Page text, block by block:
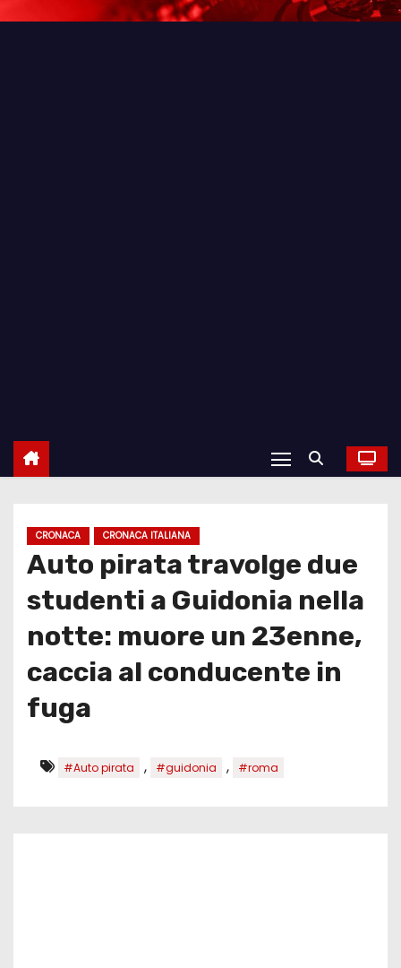
CRONACA CRONACA ITALIANA
Auto pirata travolge due
studenti a Guidonia nella
notte: muore un 23enne,
caccia al conducente in
fuga
#Auto pirata , #guidonia , #roma